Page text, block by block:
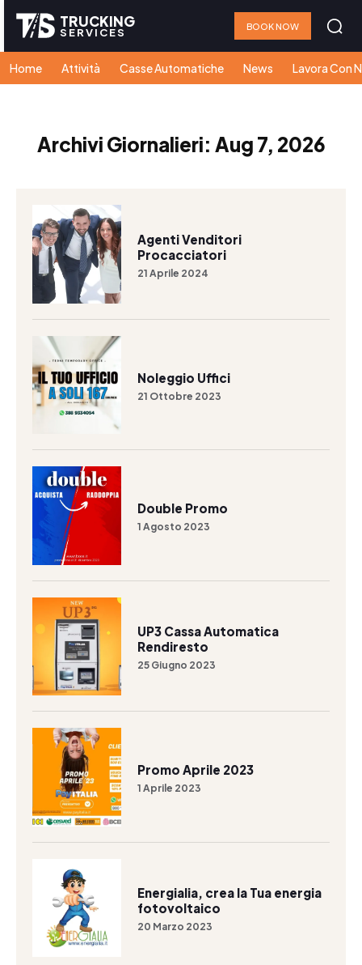
TRUCKING
SERVICES BOOK NOW
Home Attività Casse Automatiche News Lavora Con
Archivi Giornalieri: Aug 7, 2026
Agenti Venditori
Procacciatori
21 Aprile 2024
Noleggio Uffici
21 Ottobre 2023
Double Promo
1 Agosto 2023
UP3 Cassa Automatica
Rendiresto
25 Giugno 2023
Promo Aprile 2023
1 Aprile 2023
Energialia, crea la Tua energia
fotovoltaico
20 Marzo 2023